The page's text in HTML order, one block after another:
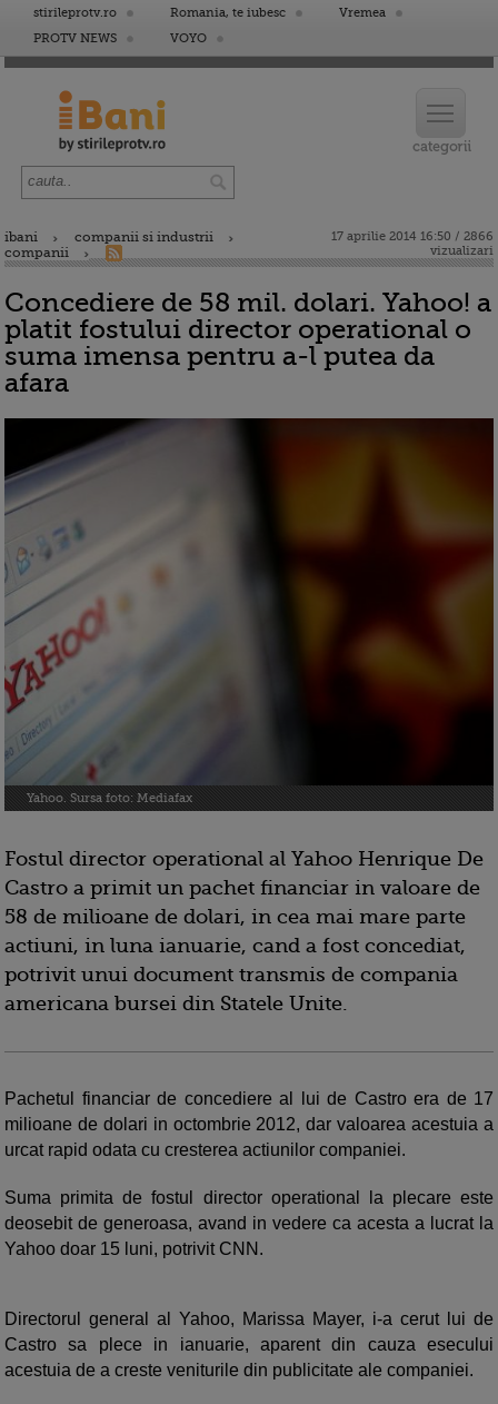
stirileprotv.ro Romania, te iubesc
Vremea
PROTV NEWS
VOYO
ibani
companii si industrii
companii
17 aprilie 2014 16:50 / 2866
vizualizari
Concediere de 58 mil. dolari. Yahoo! a
platit fostului director operational o
suma imensa pentru a-l putea da
afara
Yahoo. Sursa foto: Mediafax
Fostul director operational al Yahoo Henrique De
Castro a primit un pachet financiar in valoare de
58 de milioane de dolari, in cea mai mare parte
actiuni, in luna ianuarie, cand a fost concediat,
potrivit unui document transmis de compania
americana bursei din Statele Unite.
Pachetul financiar de concediere al lui de Castro era de 17
milioane de dolari in octombrie 2012, dar valoarea acestuia a
urcat rapid odata cu cresterea actiunilor companiei.
Suma primita de fostul director operational la plecare este
deosebit de generoasa, avand in vedere ca acesta a lucrat la
Yahoo doar 15 luni, potrivit CNN.
Directorul general al Yahoo, Marissa Mayer, i-a cerut lui de
Castro sa plece in ianuarie, aparent din cauza esecului
acestuia de a creste veniturile din publicitate ale companiei.